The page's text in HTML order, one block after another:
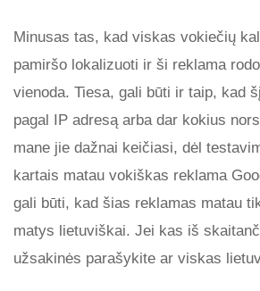
Minusas tas, kad viskas vokiečių
pamiršo lokalizuoti ir ši reklama
vienoda. Tiesa, gali būti ir taip, kad
pagal IP adresą arba dar kokius
mane jie dažnai keičiasi, dėl
kartais matau vokiškas reklama
gali būti, kad šias reklamas matau
matys lietuviškai. Jei kas iš
užsakinės parašykite ar viskas